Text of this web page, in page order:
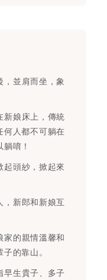
，並肩而坐，象
新娘床上，傳統
何人都不可躺在
唷！
起頭紗，掀起來
，新郎和新娘互
家的親情溫馨和
的靠山。
早生貴子、多子